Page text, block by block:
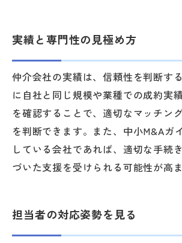
実績と専門性の見極め方
仲介会社の実績は、信頼性を判断す
に自社と同じ規模や業種での成約実
を確認することで、適切なマッチン
を判断できます。また、中小M&Aガ
している会社であれば、適切な手続
づいた支援を受けられる可能性が高ま
担当者の対応姿勢を見る